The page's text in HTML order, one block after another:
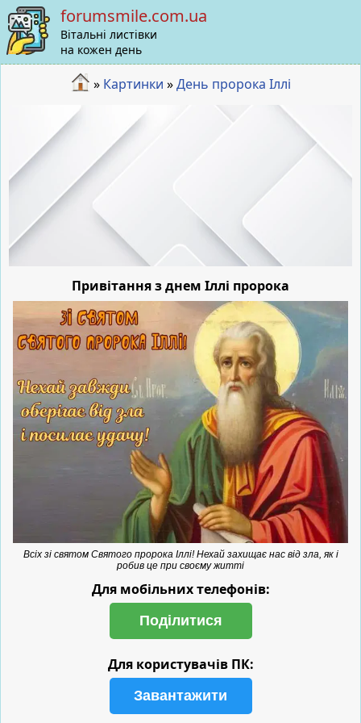
forumsmile.com.ua
Вітальні листівки
на кожен день
» Картинки »День пророка Iллі
Привітання з днем ​​Іллі пророка
Всіх зі святом Святого пророка Іллі! Нехай захищає нас від зла, як і
робив це при своєму житті
Для мобільних телефонів:
Поділитися
Для користувачів ПК:
Завантажити